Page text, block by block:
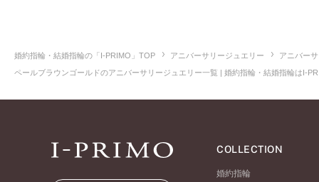
婚約指輪・結婚指輪の「I-PRIMO」TOP アニバーサリージュエリー
アニバー
ペールブラウンゴールドのアニバーサリージュエリー一覧 | 婚約指輪・結婚指輪はI-
COLLECTION
婚約指輪